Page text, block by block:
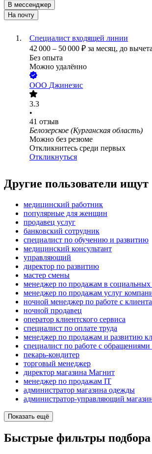
В мессенджер
На почту
Специалист входящей линии
42 000 – 50 000 ₽ за месяц, до
Без опыта
Можно удалённо
ООО Джинезис
3.3
•
41 отзыв
Белозерское (Курганская область)
Можно без резюме
Откликнитесь среди первых
Откликнуться
Другие пользователи ищут
медицинский работник
популярные для женщин
продавец услуг
банковский сотрудник
специалист по обучению и развитию
медицинский консультант
управляющий
директор по развитию
мастер смены
менеджер по продажам в социальных
менеджер по продажам услуг
ночной менеджер по работе с
ночной продавец
оператор клиентского сервиса
специалист по оплате труда
менеджер по продажам и развитию
специалист по работе с обращениями
пекарь-кондитер
торговый менеджер
директор магазина Магнит
менеджер по продажам IT
администратор магазина одежды
администратор-управляющий
Показать ещё
Быстрые фильтры